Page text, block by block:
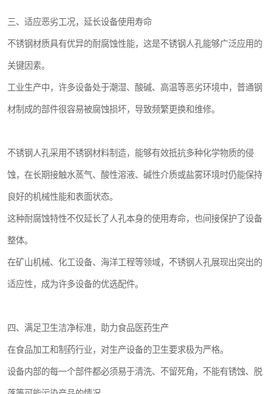
三、适应恶劣工况，延长设备使用寿命
不锈钢材质具有优异的耐腐蚀性能，这是不锈钢人孔能够广泛应用的
关键因素。
工业生产中，许多设备处于潮湿、酸碱、高温等恶劣环境中，普通钢
材制成的部件很容易被腐蚀损坏，导致频繁更换和维修。
不锈钢人孔采用不锈钢材料制造，能够有效抵抗多种化学物质的侵
蚀，在长期接触水蒸气、酸性溶液、碱性介质或盐雾环境时仍能保持
良好的机械性能和表面状态。
这种耐腐蚀特性不仅延长了人孔本身的使用寿命，也间接保护了设备
整体。
在矿山机械、化工设备、海洋工程等领域，不锈钢人孔展现出突出的
适应性，成为许多设备的优选配件。
四、满足卫生洁净标准，助力食品医药生产
在食品加工和制药行业，对生产设备的卫生要求极为严格。
设备内部的每一个部件都必须易于清洗、不留死角，不能有锈蚀、脱